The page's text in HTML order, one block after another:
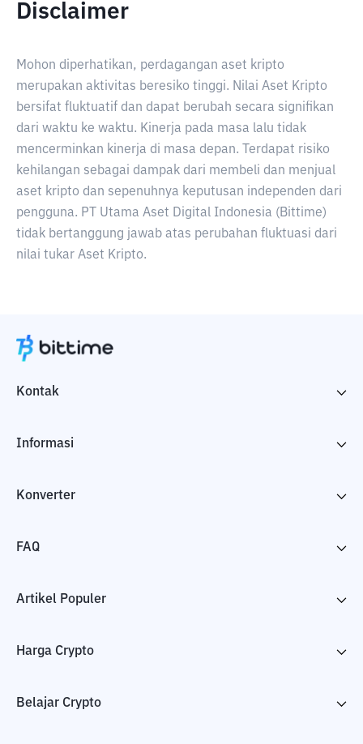
Disclaimer
Mohon diperhatikan, perdagangan aset kripto
merupakan aktivitas beresiko tinggi. Nilai Aset Kripto
bersifat fluktuatif dan dapat berubah secara signifikan
dari waktu ke waktu. Kinerja pada masa lalu tidak
mencerminkan kinerja di masa depan. Terdapat risiko
kehilangan sebagai dampak dari membeli dan menjual
aset kripto dan sepenuhnya keputusan independen dari
pengguna. PT Utama Aset Digital Indonesia (Bittime)
tidak bertanggung jawab atas perubahan fluktuasi dari
nilai tukar Aset Kripto.
Kontak
Informasi
Konverter
FAQ
Artikel Populer
Harga Crypto
Belajar Crypto